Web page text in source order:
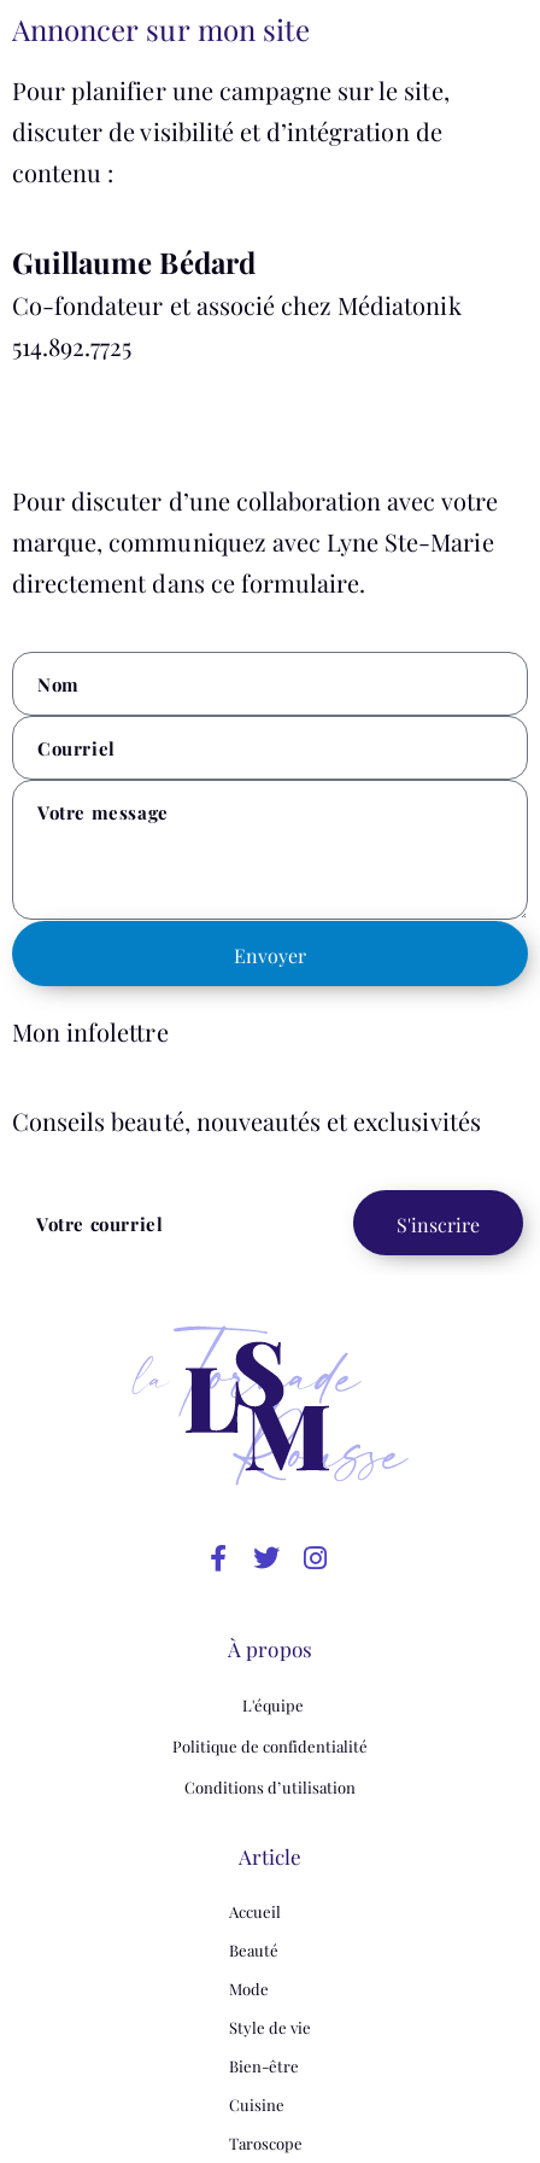
Annoncer sur mon site
Pour planifier une campagne sur le site,
discuter de visibilité et d’intégration de
contenu :
Guillaume Bédard
Co-fondateur et associé chez Médiatonik
514.892.7725
Pour discuter d’une collaboration avec votre
marque, communiquez avec Lyne Ste-Marie
directement dans ce formulaire.
Envoyer
Mon infolettre
Conseils beauté, nouveautés et exclusivités
À propos
L'équipe
Politique de confidentialité
Conditions d’utilisation
Article
Accueil
Beauté
Mode
Style de vie
Bien-être
Cuisine
Taroscope